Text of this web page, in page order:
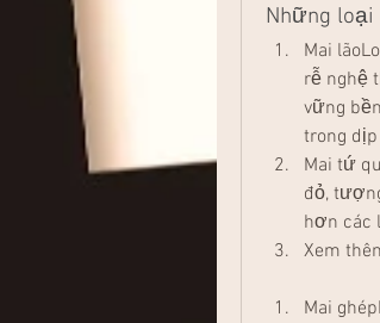
Những
Mai
rễ nghệ
vững
trong dịp
Mai tứ
đỏ,
hơn các
Xem
Mai